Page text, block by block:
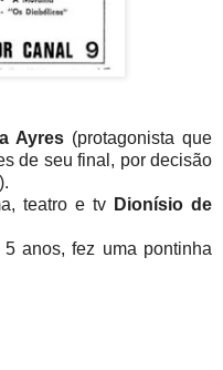
Ayres(protagonista que
de seu final, por decisão
teatro e tv Dionísio de
5 anos, fez uma pontinha